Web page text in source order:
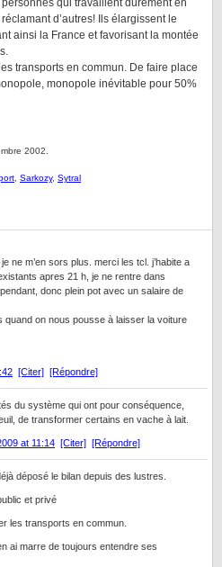
qui travaillent durement en
d’autres! Ils élargissent le
ainsi la France et favorisant la montée
transports en commun. De faire place
monopole inévitable pour 50%
2002.
Sarkozy, Sytral
ne m’en sors plus. merci les tcl. j’habite a
apres 21 h, je ne rentre dans
donc plein pot avec un salaire de
on nous pousse à laisser la voiture
[Citer] [Répondre]
du système qui ont pour conséquence,
de transformer certains en vache à lait.
at 11:14 [Citer] [Répondre]
déposé le bilan depuis des lustres.
et privé
les transports en commun.
ai marre de toujours entendre ses